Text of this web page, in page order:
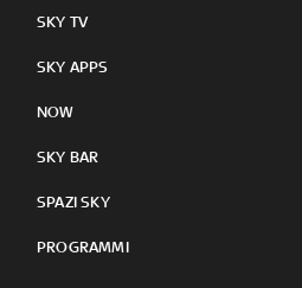
SKY TV
SKY APPS
NOW
SKY BAR
SPAZI SKY
PROGRAMMI